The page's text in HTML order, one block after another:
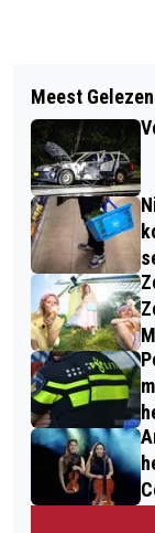
MET DE
POLITIE
NOG
EEN DIK
Meest Gelezen